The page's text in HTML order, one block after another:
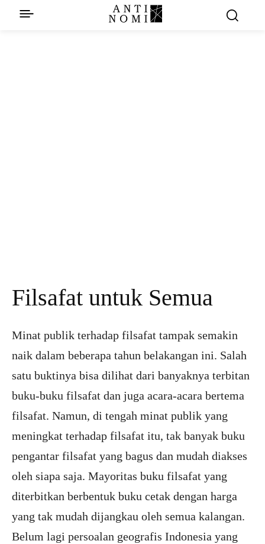
Filsafat untuk Semua
Minat publik terhadap filsafat tampak semakin
naik dalam beberapa tahun belakangan ini. Salah
satu buktinya bisa dilihat dari banyaknya terbitan
buku-buku filsafat dan juga acara-acara bertema
filsafat. Namun, di tengah minat publik yang
meningkat terhadap filsafat itu, tak banyak buku
pengantar filsafat yang bagus dan mudah diakses
oleh siapa saja. Mayoritas buku filsafat yang
diterbitkan berbentuk buku cetak dengan harga
yang tak mudah dijangkau oleh semua kalangan.
Belum lagi persoalan geografis Indonesia yang